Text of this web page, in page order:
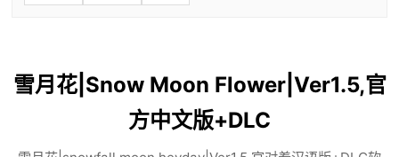
雪月花|Snow Moon Flower|Ver1.5,官
方中文版+DLC